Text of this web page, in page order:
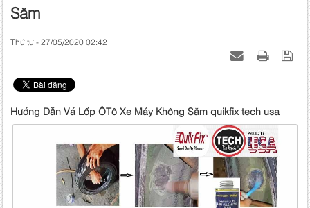
Săm
Thứ tư - 27/05/2020 02:42
Hướng Dẫn Vá Lốp ÔTô Xe Máy Không Săm quikfix tech usa